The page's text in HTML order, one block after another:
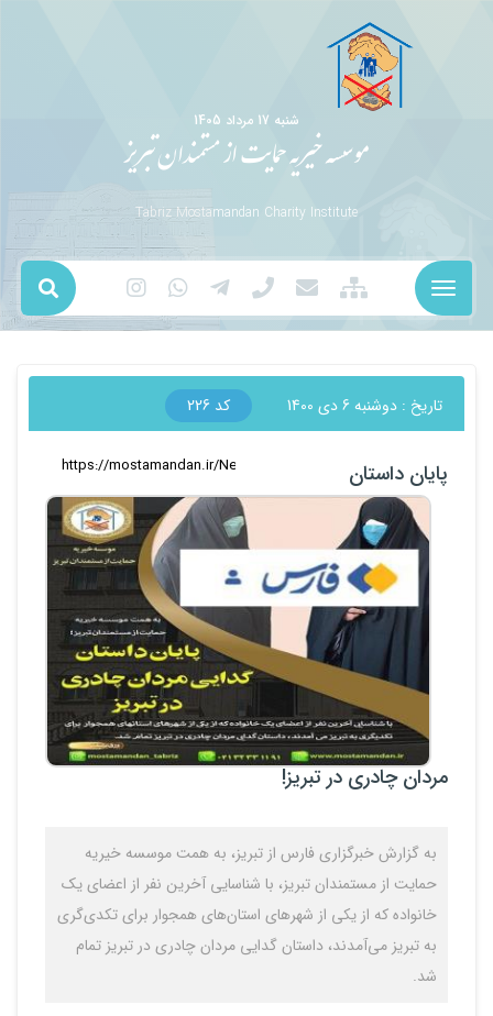
شنبه 17 مرداد 1405
موسسه خیریه حمایت از مستمندان تبریز
Tabriz Mostamandan Charity Institute
تاریخ : دوشنبه 6 دي 1400 کد 226
پایان داستان
مردان چادری در تبریز!
به گزارش خبرگزاری فارس از تبریز، به همت موسسه خیریه
حمایت از مستمندان تبریز، با شناسایی آخرین نفر از اعضای یک
خانواده که از یکی از شهرهای استان‌های همجوار برای تکدی‌گری
به تبریز می‌آمدند، داستان گدایی مردان چادری در تبریز تمام
شد.